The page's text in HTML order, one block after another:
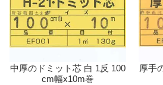
中厚のドミット芯 白 1反 100
cm幅x10m巻
厚手